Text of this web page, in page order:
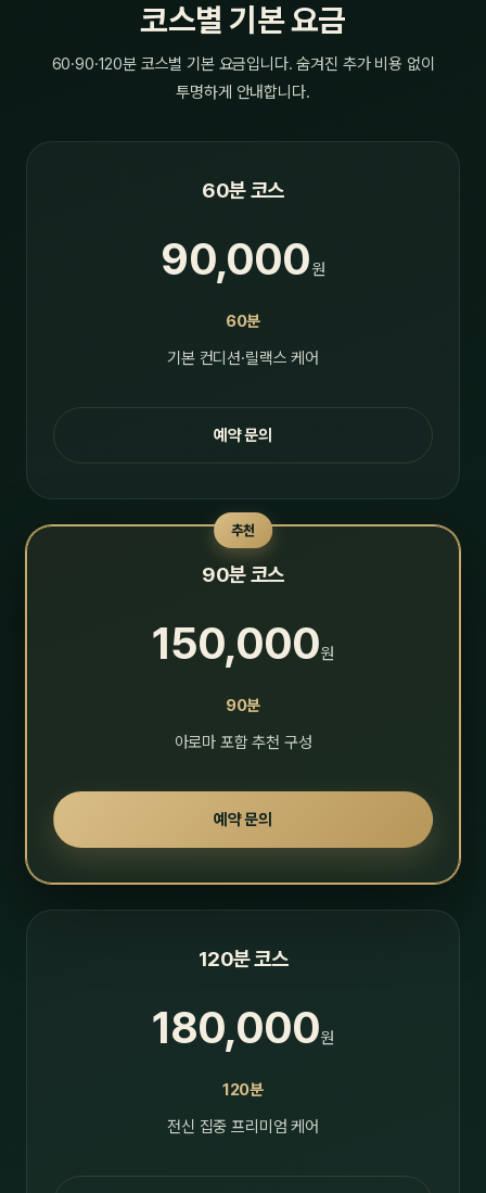
코스별 기본 요금
60·90·120분 코스별 기본 요금입니다. 숨겨진 추가 비용 없이
투명하게 안내합니다.
60분 코스
90,000원
60분
기본 컨디션·릴랙스 케어
예약 문의
추천
90분 코스
150,000원
90분
아로마 포함 추천 구성
예약 문의
120분 코스
180,000원
120분
전신 집중 프리미엄 케어